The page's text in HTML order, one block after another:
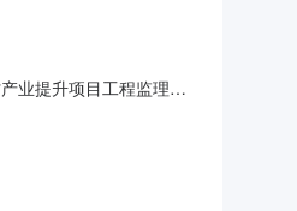
业提升项目工程监理服
市贞山街道金星村产业